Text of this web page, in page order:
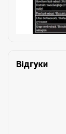
Відгуки